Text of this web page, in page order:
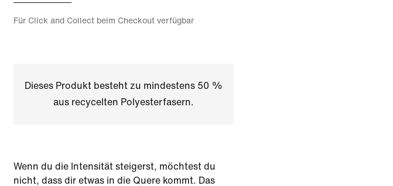
Für Click and Collect beim Checkout verfügbar
Dieses Produkt besteht zu mindestens 50 %
aus recycelten Polyesterfasern.
Wenn du die Intensität steigerst, möchtest du
nicht, dass dir etwas in die Quere kommt. Das